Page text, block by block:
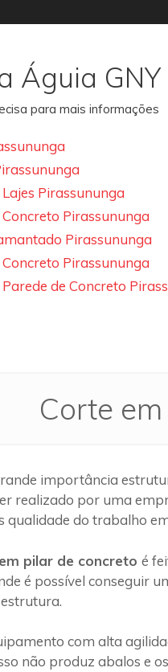
Águia GNY
para mais informações
Pirassununga
Pirassununga
Pirassununga
Pirassununga
de Concreto
Corte
importância
realizado por uma
qualidade do trabalho
pilar de concreto é
é possível conseguir
com alta
não produz abalos e